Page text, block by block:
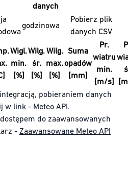
danych
godzinowa
Pobierz plik
danych CSV
Wigl.
min.
[%]
Wilg.
śr.
[%]
Wilg.
max.
[%]
Suma
opadów
[mm]
Pr.
wiatru
min.
[m/s]
pobieraniem danych
w link - Meteo API.
do zaawansowanych
- Zaawansowane Meteo API